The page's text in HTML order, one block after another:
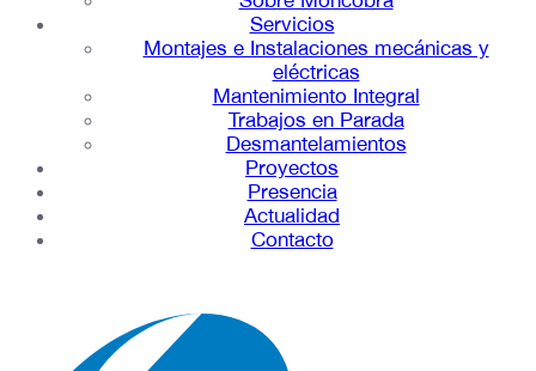
Servicios
Montajes e Instalaciones mecánicas y
eléctricas
Mantenimiento Integral
Trabajos en Parada
Desmantelamientos
Proyectos
Presencia
Actualidad
Contacto